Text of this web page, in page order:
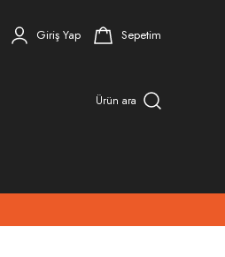
Giriş Yap Sepetim
Ürün ara